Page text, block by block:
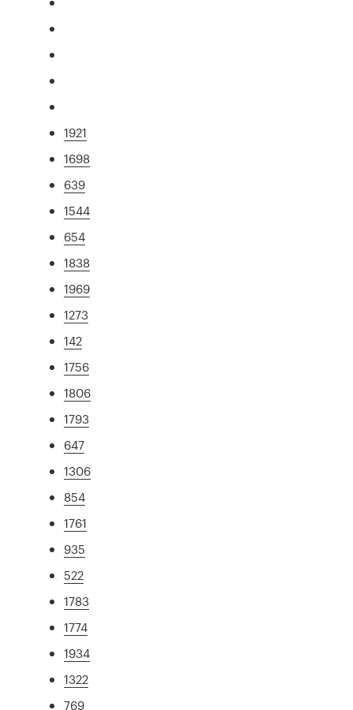
1921
1698
639
1544
654
1838
1969
1273
142
1756
1806
1793
647
1306
854
1761
935
522
1783
1774
1934
1322
769